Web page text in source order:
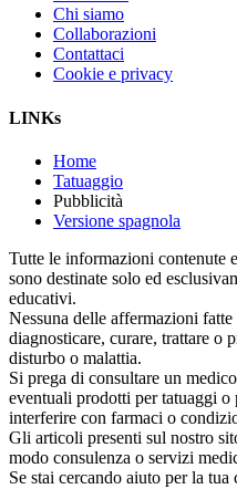
Chi siamo
Collaborazioni
Contattaci
Cookie e privacy
LINKs
Home
Tatuaggio
Pubblicità
Versione spagnola
Tutte le informazioni contenute
sono destinate solo ed
educativi.
Nessuna delle affermazioni
diagnosticare, curare, trattare o
disturbo o malattia.
Si prega di consultare un
eventuali prodotti per tatuaggi o
interferire con farmaci o
Gli articoli presenti sul nostro
modo consulenza o servizi
Se stai cercando aiuto per la